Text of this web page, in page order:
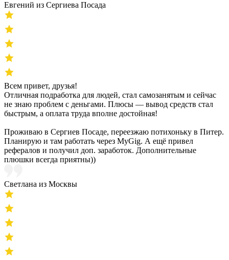
Евгений из Сергиева Посада
Всем привет, друзья!
Отличная подработка для людей, стал самозанятым и сейчас
не знаю проблем с деньгами. Плюсы — вывод средств стал
быстрым, а оплата труда вполне достойная!
Проживаю в Сергиев Посаде, переезжаю потихоньку в Питер.
Планирую и там работать через MyGig. А ещё привел
рефералов и получил доп. заработок. Дополнительные
плюшки всегда приятны))
Светлана из Москвы